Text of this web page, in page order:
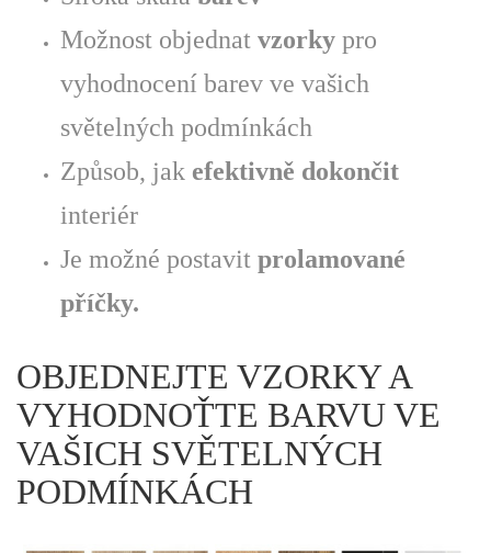
Možnost objednat vzorky pro
vyhodnocení barev ve vašich
světelných podmínkách
Způsob, jak efektivně dokončit
interiér
Je možné postavit prolamované
příčky.
OBJEDNEJTE VZORKY A
VYHODNOŤTE BARVU VE
VAŠICH SVĚTELNÝCH
PODMÍNKÁCH